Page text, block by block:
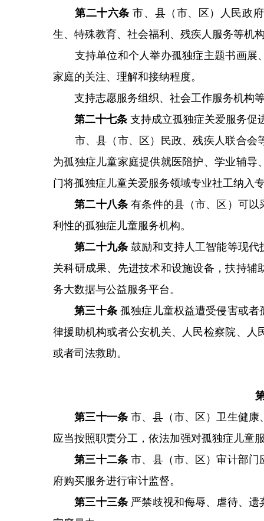
第二十六条 市、县（市、区）人民政
生、特殊教育、社会福利、残疾人服务等机
支持单位和个人举办孤独症主题书画展
家庭的关注、理解和接纳程度。
支持志愿服务组织、社会工作服务机构等
第二十七条 支持成立孤独症关爱服务促
市、县（市、区）民政、残疾人联合会
为孤独症儿童家庭提供就医陪护、学业辅
门将孤独症儿童关爱服务领域专业社工纳入
第二十八条 有条件的县（市、区）可
利性的孤独症儿童服务机构。
第二十九条 鼓励和支持人工智能等现
关科研成果、先进技术和设施设备，扶持
务大数据与公益服务平台。
第三十条孤独症儿童权益遭受侵害或者
律援助机构或者公安机关、人民检察院、
或者司法救助。
第三十一条 市、县（市、区）卫生健
应当按照职责分工，依法加强对孤独症儿童
第三十二条 市、县（市、区）审计部
府购买服务进行审计监督。
第三十三条 严禁歧视和侮辱、虐待、